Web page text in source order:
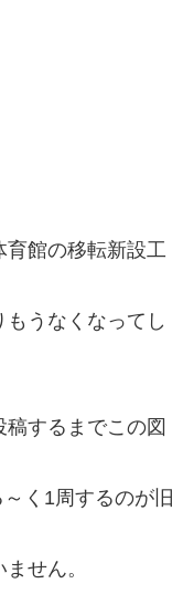
館の移転新設工
うなくなってし
するまでこの図
く1周するのが旧
せん。